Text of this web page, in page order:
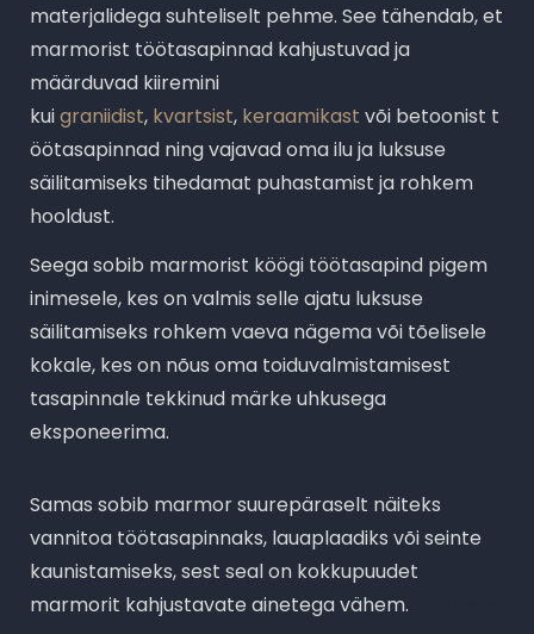
materjalidega suhteliselt pehme. See tähendab, et
marmorist töötasapinnad kahjustuvad ja
määrduvad kiiremini
kuigraniidist, kvartsist, keraamikast või betoonist t
öötasapinnad ning vajavad oma ilu ja luksuse
säilitamiseks tihedamat puhastamist ja rohkem
hooldust.
Seega sobib marmorist köögi töötasapind pigem
inimesele, kes on valmis selle ajatu luksuse
säilitamiseks rohkem vaeva nägema või tõelisele
kokale, kes on nõus oma toiduvalmistamisest
tasapinnale tekkinud märke uhkusega
eksponeerima.
Samas sobib marmor suurepäraselt näiteks
vannitoa töötasapinnaks, lauaplaadiks või seinte
kaunistamiseks, sest seal on kokkupuudet
marmorit kahjustavate ainetega vähem.